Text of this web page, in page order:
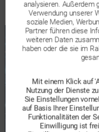
18.
analysieren. Außerdem
Verwendung unserer
soziale Medien,
Partner führen diese
weiteren Daten
haben oder die sie im
Mit einem Klick auf
Nutzung der Dienste
Sie Einstellungen
auf Basis Ihrer
Funktionalitäten der
Einwilligung ist